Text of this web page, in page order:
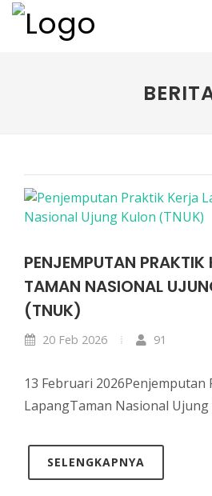
PENJEMPUTAN
TAMAN NASIONAL
(TNUK)
20 Feb 2026 91
13 Februari 2026Penjemputan
LapangTaman Nasional Ujung
SELENGKAPNYA